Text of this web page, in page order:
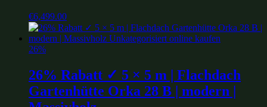
€6,499.00
26%
26% Rabatt ✓ 5 × 5 m | Flachdach
Gartenhütte Orka 28 B | modern |